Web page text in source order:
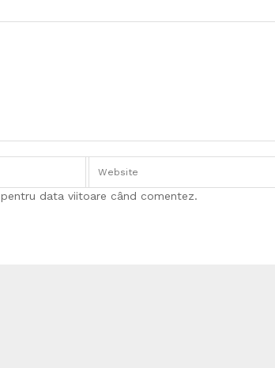
data viitoare când comentez.